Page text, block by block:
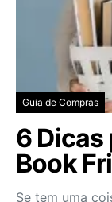
Guia de Compras
6 Dicas
Book
Se tem uma